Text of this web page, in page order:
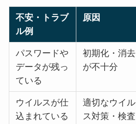
不安・トラブ
ル例
原因
パスワードや
データが残っ
ている
初期化・消去
が不十分
ウイルスが仕
込まれている
適切なウイル
ス対策・検査